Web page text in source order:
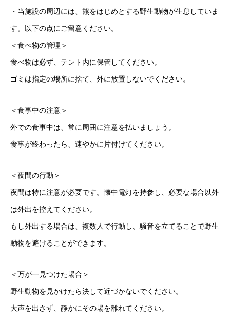
・当施設の周辺には、熊をはじめとする野生動物が生息していま
す。以下の点にご留意ください。
＜食べ物の管理＞
食べ物は必ず、テント内に保管してください。
ゴミは指定の場所に捨て、外に放置しないでください。
＜食事中の注意＞
外での食事中は、常に周囲に注意を払いましょう。
食事が終わったら、速やかに片付けてください。
＜夜間の行動＞
夜間は特に注意が必要です。懐中電灯を持参し、必要な場合以外
は外出を控えてください。
もし外出する場合は、複数人で行動し、騒音を立てることで野生
動物を避けることができます。
＜万が一見つけた場合＞
野生動物を見かけたら決して近づかないでください。
大声を出さず、静かにその場を離れてください。